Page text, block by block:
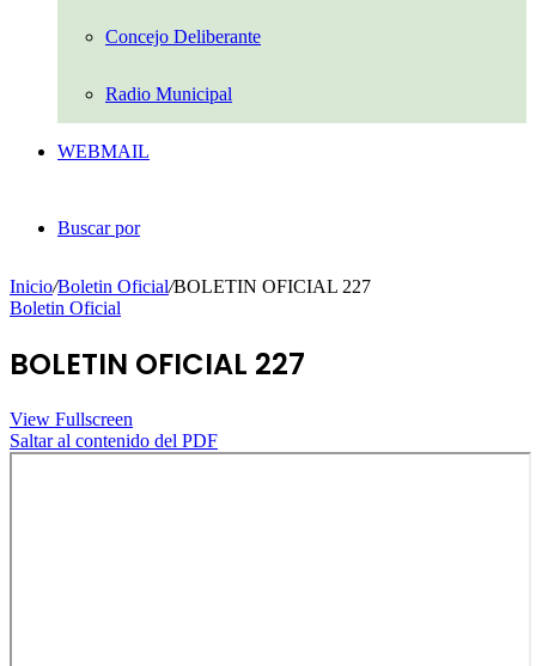
Concejo Deliberante
Radio Municipal
WEBMAIL
Buscar por
Inicio/Boletin Oficial/BOLETIN OFICIAL 227
Boletin Oficial
BOLETIN OFICIAL 227
View Fullscreen
Saltar al contenido del PDF